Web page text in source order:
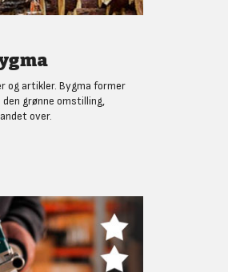
og artikler. Bygma former
grønne omstilling,
over.